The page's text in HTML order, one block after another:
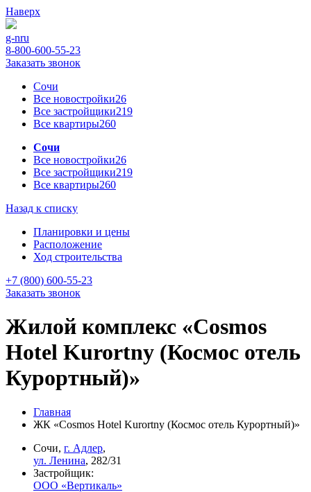
Наверх
g-nru
8-800-600-55-23
Заказать звонок
Сочи
Все новостройки26
Все застройщики219
Все квартиры260
Сочи
Все новостройки26
Все застройщики219
Все квартиры260
Назад к списку
Планировки и цены
Расположение
Ход строительства
+7 (800) 600-55-23
Заказать звонок
Жилой комплекс «Cosmos
Hotel Kurortny (Космос отель
Курортный)»
Главная
ЖК «Cosmos Hotel Kurortny (Космос отель Курортный)»
Сочи, г. Адлер,
ул. Ленина, 282/31
Застройщик:
ООО «Вертикаль»